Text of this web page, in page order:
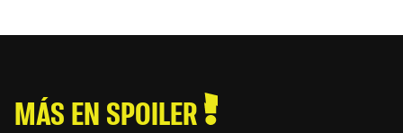
MÁS EN SPOILER